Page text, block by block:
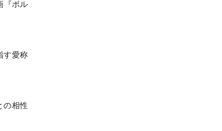
『ボル
す愛称
の相性